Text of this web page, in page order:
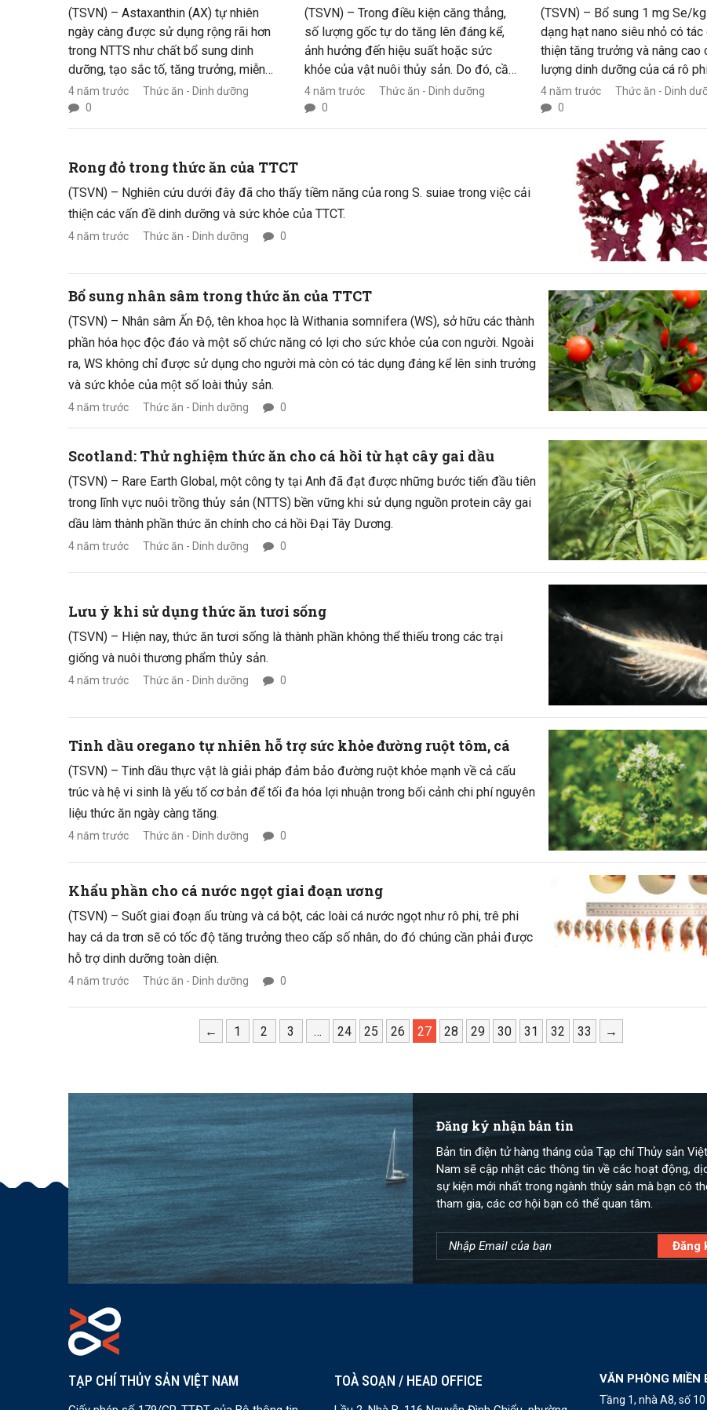
(TSVN) – Astaxanthin (AX) tự nhiên
ngày càng được sử dụng rộng rãi hơn
trong NTTS như chất bổ sung dinh
dưỡng, tạo sắc tố, tăng trưởng, miễn
dịch và cải thiện chất lượng thịt. Tuy
nhiên, không phải người nuôi nào cũng
có thể xác định liều lượng bổ sung tối
4 năm trước
Thức ăn - Dinh dưỡng
0
ăn
(TSVN) – Trong điều kiện căng thẳng,
số lượng gốc tự do tăng lên đáng kể,
ảnh hưởng đến hiệu suất hoặc sức
khỏe của vật nuôi thủy sản. Do đó, cần
chiến lược kháng ôxy hóa tự nhiên và
an toàn cho vật nuôi.
4 năm trước
Thức ăn - Dinh dưỡng
0
(TSVN) – Bổ sung 1 mg Se/
dạng hạt nano siêu nhỏ có
thiện tăng trưởng và nâng cao
lượng dinh dưỡng của cá rô
Nile.
4 năm trước
Thức ăn - Dinh
0
Rong đỏ trong thức ăn của TTCT
(TSVN) – Nghiên cứu dưới đây đã cho thấy tiềm năng của rong S. suiae trong việc cải
thiện các vấn đề dinh dưỡng và sức khỏe của TTCT.
4 năm trước Thức ăn - Dinh dưỡng 0
Bổ sung nhân sâm trong thức ăn của TTCT
(TSVN) – Nhân sâm Ấn Độ, tên khoa học là Withania somnifera (WS), sở hữu các thành
phần hóa học độc đáo và một số chức năng có lợi cho sức khỏe của con người. Ngoài
ra, WS không chỉ được sử dụng cho người mà còn có tác dụng đáng kể lên sinh trưởng
và sức khỏe của một số loài thủy sản.
4 năm trước Thức ăn - Dinh dưỡng 0
Scotland: Thử nghiệm thức ăn cho cá hồi từ hạt cây gai dầu
(TSVN) – Rare Earth Global, một công ty tại Anh đã đạt được những bước tiến đầu tiên
trong lĩnh vực nuôi trồng thủy sản (NTTS) bền vững khi sử dụng nguồn protein cây gai
dầu làm thành phần thức ăn chính cho cá hồi Đại Tây Dương.
4 năm trước Thức ăn - Dinh dưỡng 0
Lưu ý khi sử dụng thức ăn tươi sống
(TSVN) – Hiện nay, thức ăn tươi sống là thành phần không thể thiếu trong các trại
giống và nuôi thương phẩm thủy sản.
4 năm trước Thức ăn - Dinh dưỡng 0
Tinh dầu oregano tự nhiên hỗ trợ sức khỏe đường ruột tôm, cá
(TSVN) – Tinh dầu thực vật là giải pháp đảm bảo đường ruột khỏe mạnh về cả cấu
trúc và hệ vi sinh là yếu tố cơ bản để tối đa hóa lợi nhuận trong bối cảnh chi phí nguyên
liệu thức ăn ngày càng tăng.
4 năm trước Thức ăn - Dinh dưỡng 0
Khẩu phần cho cá nước ngọt giai đoạn ương
(TSVN) – Suốt giai đoạn ấu trùng và cá bột, các loài cá nước ngọt như rô phi, trê phi
hay cá da trơn sẽ có tốc độ tăng trưởng theo cấp số nhân, do đó chúng cần phải được
hỗ trợ dinh dưỡng toàn diện.
4 năm trước Thức ăn - Dinh dưỡng 0
← 1 2 3 … 24 25 26 27 28 29 30 31 32 33 →
Đăng ký nhận bản tin
Bản tin điện tử hàng tháng của Tạp chí Thủy sản Việt
Nam sẽ cập nhật các thông tin về các hoạt động,
sự kiện mới nhất trong ngành thủy sản mà bạn có
tham gia, các cơ hội bạn có thể quan tâm.
TẠP CHÍ THỦY SẢN VIỆT NAM TOÀ SOẠN / HEAD OFFICE VĂN PHÒNG MIỀN
Tầng 1, nhà A8, số